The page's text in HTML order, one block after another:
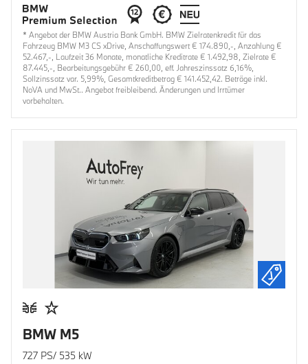
* Angebot der BMW Austria Bank GmbH. BMW Zielratenkredit für das
Fahrzeug BMW M3 CS xDrive, Anschaffungswert € 174.890,-, Anzahlung €
52.467,-, Laufzeit 36 Monate, monatliche Kreditrate € 1.492,98, Zielrate €
87.445,-, Bearbeitungsgebühr € 260,00, eff. Jahreszinssatz 6,16%,
Sollzinssatz var. 5,99%, Gesamtkreditbetrag € 141.452,42. Beträge inkl.
NoVA und MwSt.. Angebot freibleibend. Änderungen und Irrtümer
vorbehalten.
BMW M5
727 PS/ 535 kW